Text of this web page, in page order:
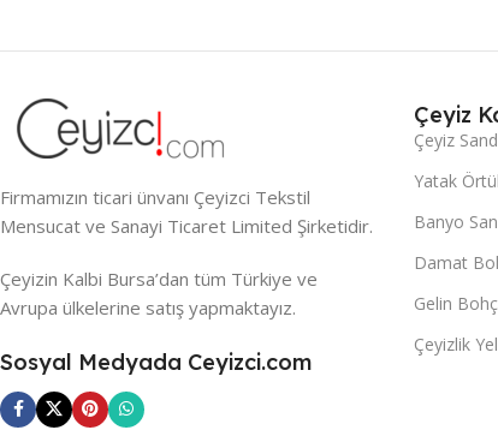
Firmamızın ticari ünvanı Çeyizci Tekstil
Mensucat ve Sanayi Ticaret Limited Şirketidir.
Çeyizin Kalbi Bursa’dan tüm Türkiye ve
Avrupa ülkelerine satış yapmaktayız.
Sosyal Medyada Ceyizci.com
Çeyiz
Çeyiz
Yatak
Banyo
Damat
Gelin
Çeyizlik